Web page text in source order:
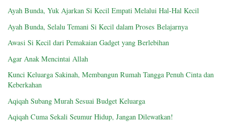
Ayah Bunda, Yuk Ajarkan Si Kecil Empati Melalui Hal-Hal Kecil
Ayah Bunda, Selalu Temani Si Kecil dalam Proses Belajarnya
Awasi Si Kecil dari Pemakaian Gadget yang Berlebihan
Agar Anak Mencintai Allah
Kunci Keluarga Sakinah, Membangun Rumah Tangga Penuh Cinta dan
Keberkahan
Aqiqah Subang Murah Sesuai Budget Keluarga
Aqiqah Cuma Sekali Seumur Hidup, Jangan Dilewatkan!